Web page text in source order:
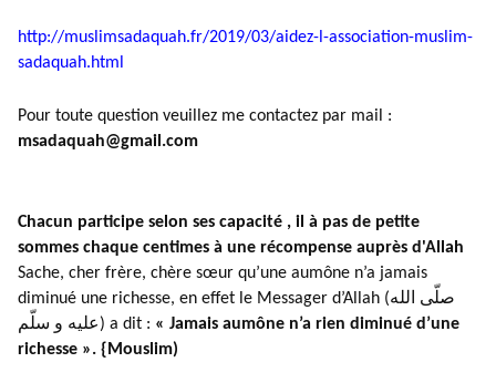
http://muslimsadaquah.fr/2019/03/aidez-l-association-muslim-
sadaquah.html
Pour toute question veuillez me contactez par mail :
msadaquah@gmail.com
Chacun participe selon ses capacité , il à pas de petite
sommes chaque centimes à une récompense auprès d'Allah
Sache, cher frère, chère sœur qu’une aumône n’a jamais
diminué une richesse, en effet le Messager d’Allah (صلّى الله
عليه و سلّم) a dit : « Jamais aumône n’a rien diminué d’une
richesse ». {Mouslim)